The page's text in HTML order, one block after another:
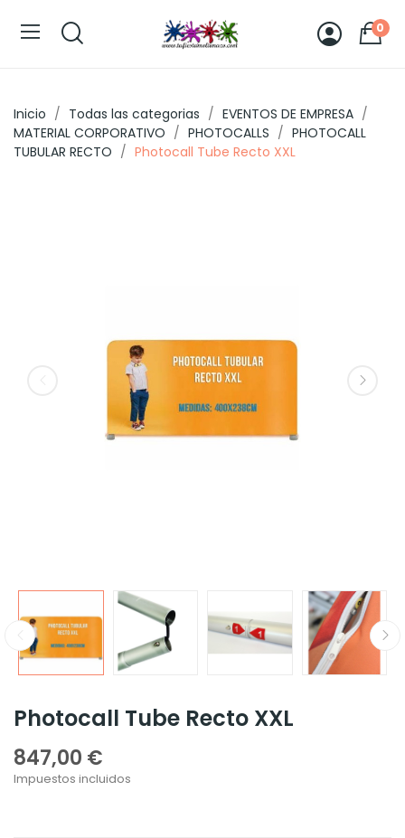
0
Inicio Todas las categorias
EVENTOS DE EMPRESA
MATERIAL CORPORATIVO
PHOTOCALLS
PHOTOCALL
TUBULAR RECTO
Photocall Tube Recto XXL
Photocall Tube Recto XXL
847,00 €
Impuestos incluidos